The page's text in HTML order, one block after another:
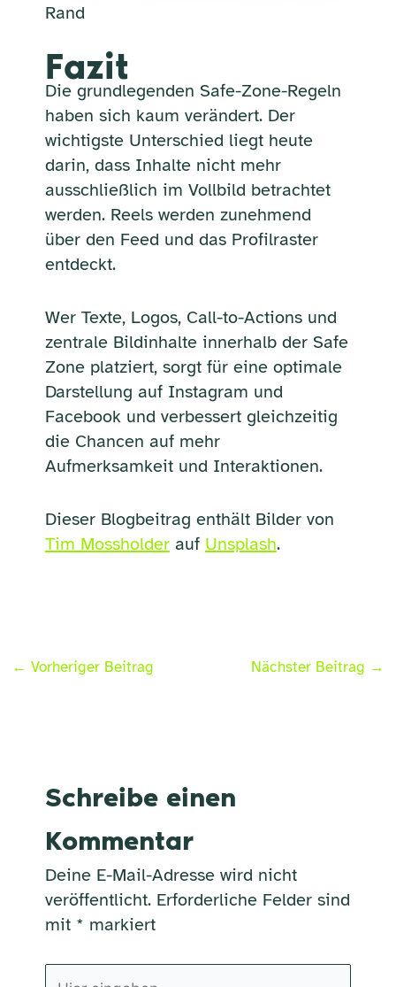
Rand
Fazit
Die grundlegenden Safe-Zone-Regeln
haben sich kaum verändert. Der
wichtigste Unterschied liegt heute
darin, dass Inhalte nicht mehr
ausschließlich im Vollbild betrachtet
werden. Reels werden zunehmend
über den Feed und das Profilraster
entdeckt.
Wer Texte, Logos, Call-to-Actions und
zentrale Bildinhalte innerhalb der Safe
Zone platziert, sorgt für eine optimale
Darstellung auf Instagram und
Facebook und verbessert gleichzeitig
die Chancen auf mehr
Aufmerksamkeit und Interaktionen.
Dieser Blogbeitrag enthält Bilder von
Tim Mossholderauf Unsplash.
← Vorheriger Beitrag Nächster Beitrag →
Schreibe einen
Kommentar
Deine E-Mail-Adresse wird nicht
veröffentlicht. Erforderliche Felder sind
mit * markiert